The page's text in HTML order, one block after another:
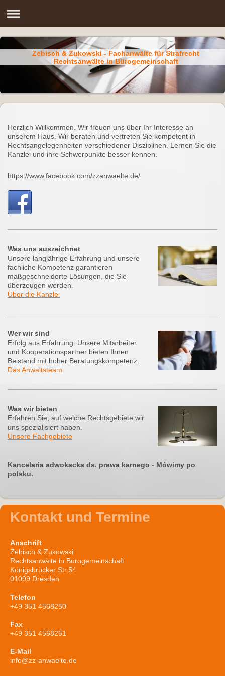
Zebisch & Zukowski - Fachanwälte für Strafrecht
Rechtsanwälte in Bürogemeinschaft
Herzlich Willkommen. Wir freuen uns über Ihr Interesse an
unserem Haus. Wir beraten und vertreten Sie kompetent in
Rechtsangelegenheiten verschiedener Disziplinen. Lernen Sie die
Kanzlei und ihre Schwerpunkte besser kennen.
https://www.facebook.com/zzanwaelte.de/
Was uns auszeichnet
Unsere langjährige Erfahrung und unsere
fachliche Kompetenz garantieren
maßgeschneiderte Lösungen, die Sie
überzeugen werden.
Über die Kanzlei
Wer wir sind
Erfolg aus Erfahrung: Unsere Mitarbeiter
und Kooperationspartner bieten Ihnen
Beistand mit hoher Beratungskompetenz.
Das Anwaltsteam
Was wir bieten
Erfahren Sie, auf welche Rechtsgebiete wir
uns spezialisiert haben.
Unsere Fachgebiete
Kancelaria adwokacka ds. prawa karnego - Mówimy po
polsku.
Kontakt und Termine
Anschrift
Zebisch & Zukowski
Rechtsanwälte in Bürogemeinschaft
Königsbrücker Str.54
01099 Dresden
Telefon
+49 351 4568250
Fax
+49 351 4568251
E-Mail
info@zz-anwaelte.de